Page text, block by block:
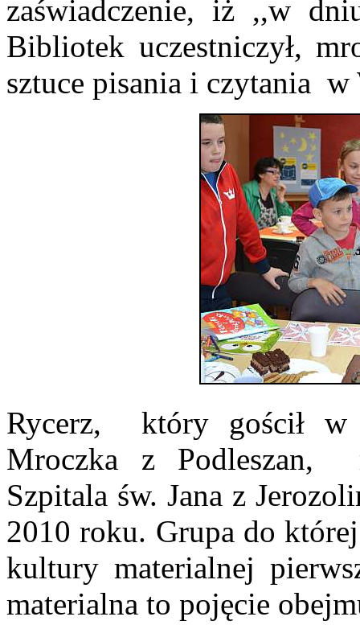
zaświadczenie, iż ,,w
Bibliotek uczestniczył,
sztuce pisania i czytania
Rycerz, który gościł w
Mroczka z Podleszan,
Szpitala św. Jana z
2010 roku. Grupa do
kultury materialnej
materialna to pojęcie